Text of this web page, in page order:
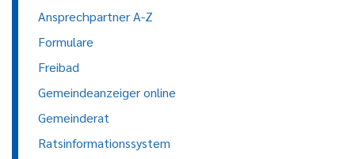
Ansprechpartner A-Z
Formulare
Freibad
Gemeindeanzeiger online
Gemeinderat
Ratsinformationssystem